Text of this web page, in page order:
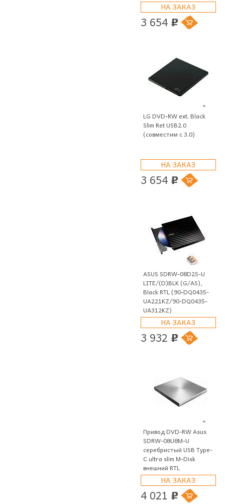
НА ЗАКАЗ
3 654 p
LG DVD-RW ext. Black
Slim Ret USB2.0
(совместим с 3.0)
НА ЗАКАЗ
3 654 p
ASUS SDRW-08D2S-U
LITE/(D)BLK (G/AS),
Black RTL (90-DQ0435-
UA221KZ/90-DQ0435-
UA312KZ)
НА ЗАКАЗ
3 932 p
Привод DVD-RW Asus
SDRW-08U8M-U
серебристый USB Type-
C ultra slim M-Disk
внешний RTL
НА ЗАКАЗ
4 021 p